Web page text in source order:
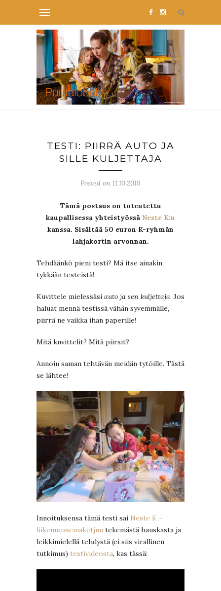
TESTI: PIIRRÄ AUTO JA
SILLE KULJETTAJA
Posted on 11.10.2019
Tämä postaus on toteutettu
kaupallisessa yhteistyössä Neste K:n
kanssa. Sisältää 50 euron K-ryhmän
lahjakortin arvonnan.
Tehdäänkö pieni testi? Mä itse ainakin
tykkään testeistä!
Kuvittele mielessäsi auto ja sen kuljettaja. Jos
haluat mennä testissä vähän syvemmälle,
piirrä ne vaikka ihan paperille!
Mitä kuvittelit? Mitä piirsit?
Annoin saman tehtävän meidän tytöille. Tästä
se lähtee!
Innoituksensa tämä testi sai Neste K -
liikenneasemaketjun tekemästä hauskasta ja
leikkimielellä tehdystä (ei siis virallinen
tutkimus) testivideosta, kas tässä: